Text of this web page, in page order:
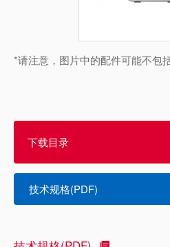
*请注意，图片中的配件可能不包
下载目录
技术规格(PDF)